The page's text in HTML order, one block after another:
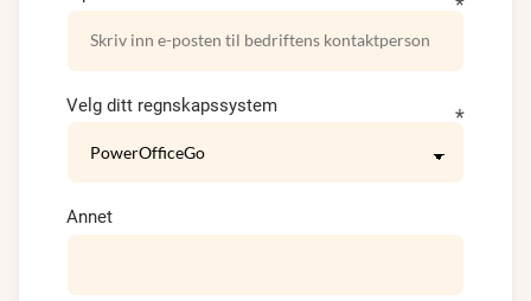
Velg ditt regnskapssystem
Annet